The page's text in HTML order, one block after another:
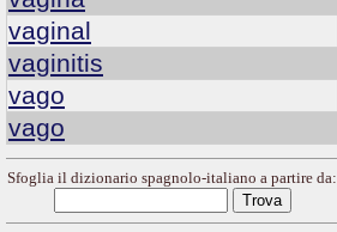
vaginal
vaginitis
vago
vago
Sfoglia il dizionario spagnolo-italiano a partire da: